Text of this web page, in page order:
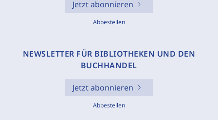
Jetzt abonnieren
Abbestellen
NEWSLETTER FÜR BIBLIOTHEKEN UND DEN
BUCHHANDEL
Jetzt abonnieren
Abbestellen